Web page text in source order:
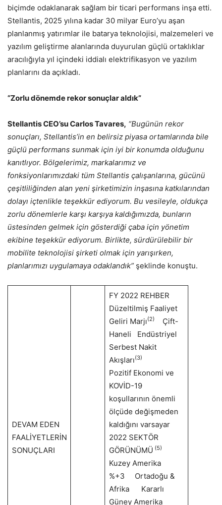
biçimde odaklanarak sağlam bir ticari performans inşa etti.
Stellantis, 2025 yılına kadar 30 milyar Euro’yu aşan
planlanmış yatırımlar ile batarya teknolojisi, malzemeleri ve
yazılım geliştirme alanlarında duyurulan güçlü ortaklıklar
aracılığıyla yıl içindeki iddialı elektrifikasyon ve yazılım
planlarını da açıkladı.
“Zorlu dönemde rekor sonuçlar aldık”
Stellantis CEO’su Carlos Tavares, “Bugünün rekor
sonuçları, Stellantis’in en belirsiz piyasa ortamlarında bile
güçlü performans sunmak için iyi bir konumda olduğunu
kanıtlıyor. Bölgelerimiz, markalarımız ve
fonksiyonlarımızdaki tüm Stellantis çalışanlarına, gücünü
çeşitliliğinden alan yeni şirketimizin inşasına katkılarından
dolayı içtenlikle teşekkür ediyorum. Bu vesileyle, oldukça
zorlu dönemlerle karşı karşıya kaldığımızda, bunların
üstesinden gelmek için gösterdiği çaba için yönetim
ekibine teşekkür ediyorum. Birlikte, sürdürülebilir bir
mobilite teknolojisi şirketi olmak için yarışırken,
planlarımızı uygulamaya odaklandık” şeklinde konuştu.
DEVAM EDEN
FAALİYETLERİN
SONUÇLARI
FY 2022 REHBER
Düzeltilmiş Faaliyet
Geliri Marjı(2)
Çift-
Haneli Endüstriyel
Serbest Nakit
Akışları(3)
Pozitif Ekonomi ve
KOVİD-19
koşullarının önemli
ölçüde değişmeden
kaldığını varsayar
2022 SEKTÖR
GÖRÜNÜMÜ (5)
Kuzey Amerika
%+3 Ortadoğu &
Afrika Kararlı
Güney Amerika